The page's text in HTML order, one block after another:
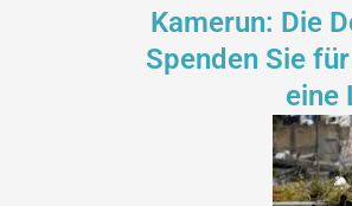
Kamerun: Die
Spenden Sie
eine